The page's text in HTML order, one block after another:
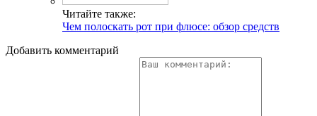
Читайте также:
Чем полоскать рот при флюсе: обзор средств
Добавить комментарий